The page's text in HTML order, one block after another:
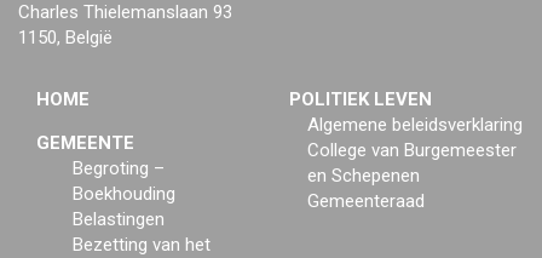
Charles Thielemanslaan 93
1150, België
HOME
GEMEENTE
Begroting –
Boekhouding
Belastingen
Bezetting van het
POLITIEK LEVEN
Algemene beleidsverklaring
College van Burgemeester
en Schepenen
Gemeenteraad